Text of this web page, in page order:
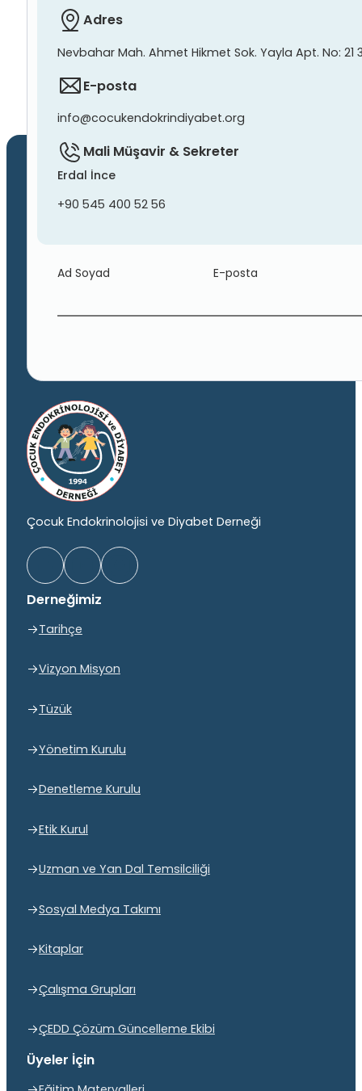
Adres
Nevbahar Mah. Ahmet Hikmet Sok. Yayla Apt. No: 21
E-posta
info@cocukendokrindiyabet.org
Mali Müşavir & Sekreter
Erdal İnce
+90 545 400 52 56
Ad Soyad E-posta
Çocuk Endokrinolojisi ve Diyabet Derneği
Derneğimiz
Tarihçe
Vizyon Misyon
Tüzük
Yönetim Kurulu
Denetleme Kurulu
Etik Kurul
Uzman ve Yan Dal Temsilciliği
Sosyal Medya Takımı
Kitaplar
Çalışma Grupları
ÇEDD Çözüm Güncelleme Ekibi
Üyeler İçin